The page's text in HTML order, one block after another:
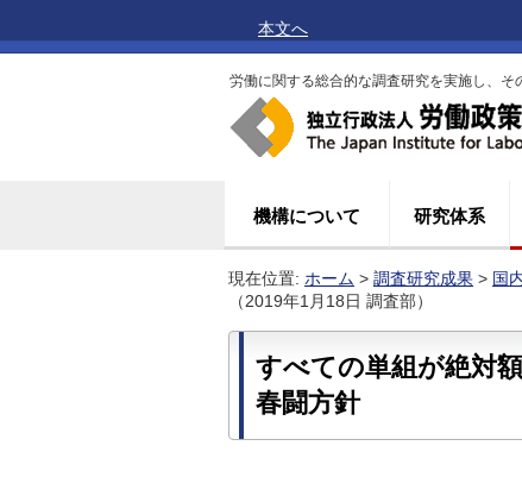
本文へ
労働に関する総合的な調査研究を実施し、そ
機構について 研究体系
現在位置: ホーム > 調査研究成果 > 国
（2019年1月18日 調査部）
すべての単組が絶対
春闘方針